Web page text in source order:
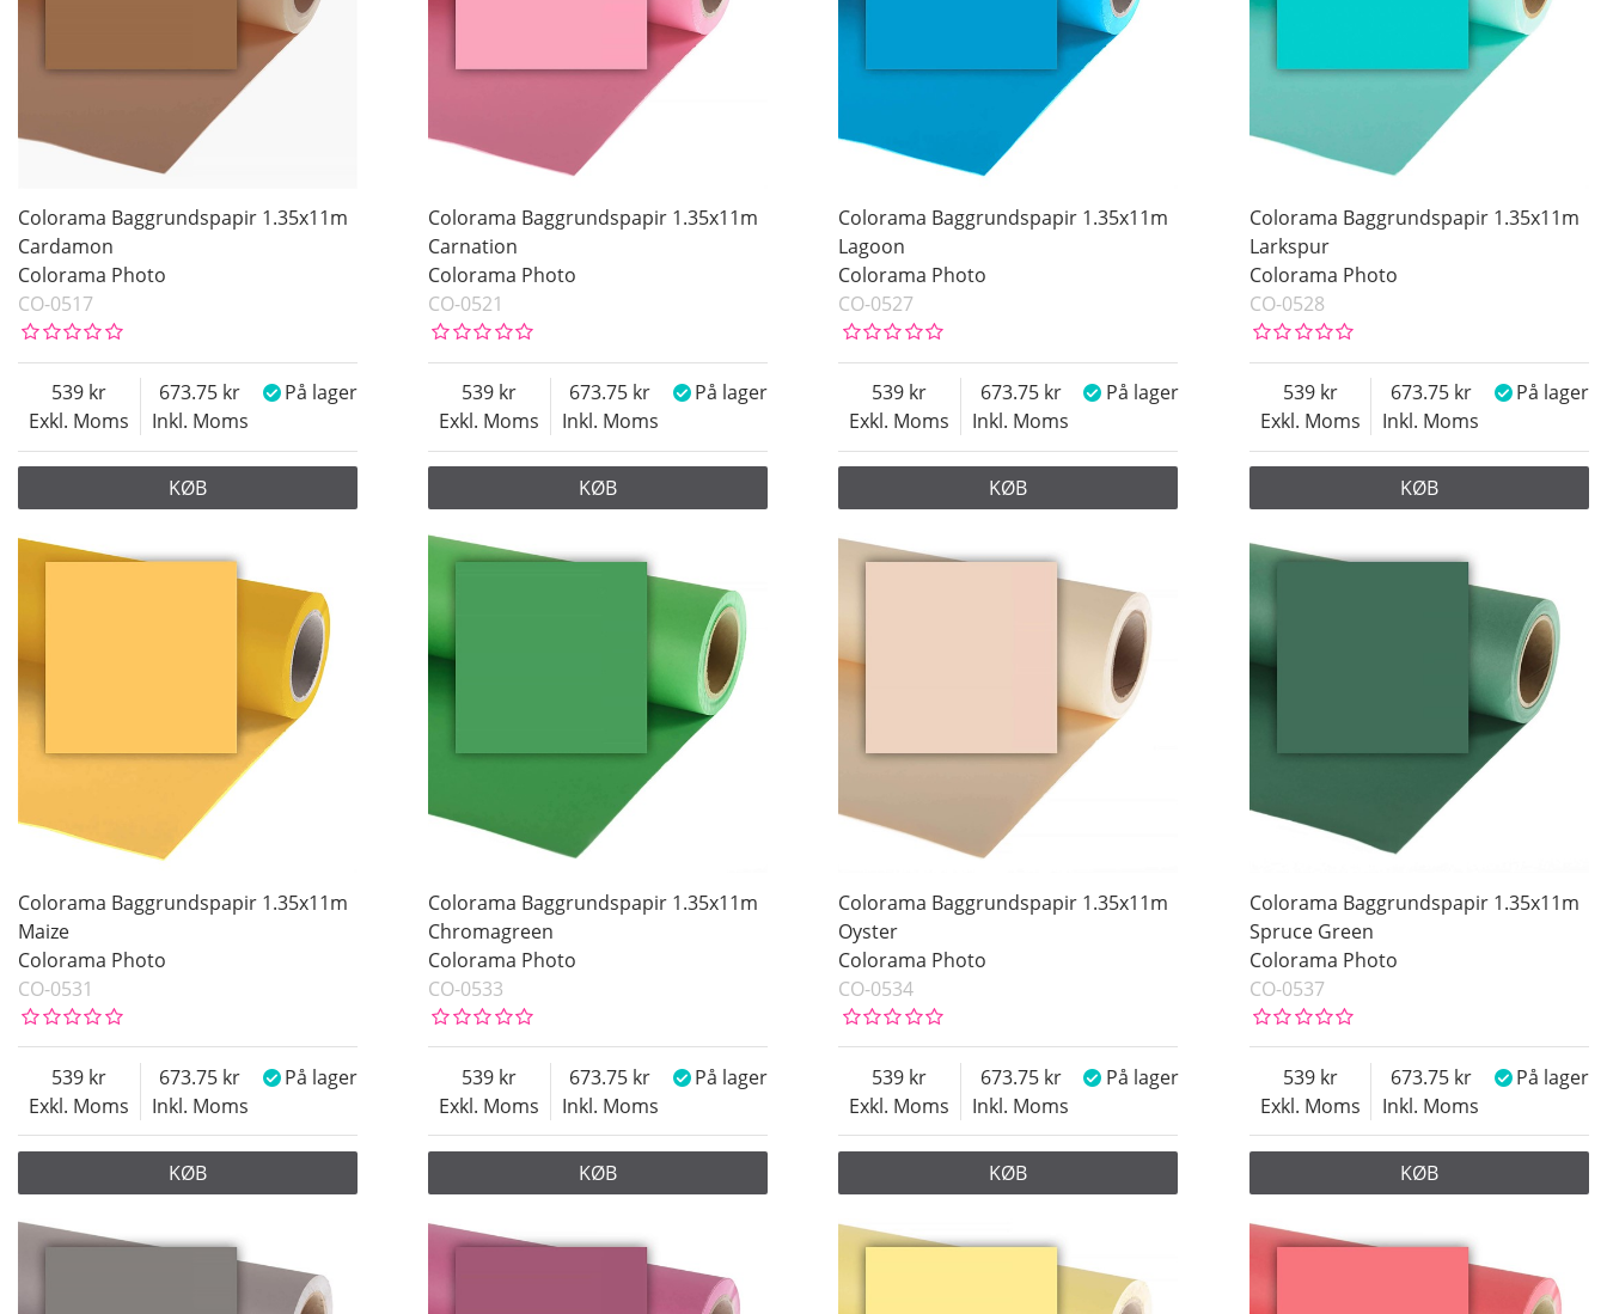
Colorama Baggrundspapir 1.35x11m
Cardamon
Colorama Photo
CO-0517
Exkl. Moms
539
Inkl. Moms
673.75 På lager
KØB
Colorama Baggrundspapir 1.35x11m
Carnation
Colorama Photo
CO-0521
Exkl. Moms
539
Inkl. Moms
673.75 På lager
KØB
Colorama Baggrundspapir 1.35x11m
Lagoon
Colorama Photo
CO-0527
Exkl. Moms
539
Inkl. Moms
673.75 På lager
KØB
Colorama Baggrundspapir 1.35x11m
Larkspur
Colorama Photo
CO-0528
Exkl. Moms
539
Inkl. Moms
673.75 På lager
KØB
Colorama Baggrundspapir 1.35x11m
Maize
Colorama Photo
CO-0531
Exkl. Moms
539
Inkl. Moms
673.75 På lager
KØB
Colorama Baggrundspapir 1.35x11m
Chromagreen
Colorama Photo
CO-0533
Exkl. Moms
539
Inkl. Moms
673.75 På lager
KØB
Colorama Baggrundspapir 1.35x11m
Oyster
Colorama Photo
CO-0534
Exkl. Moms
539
Inkl. Moms
673.75 På lager
KØB
Colorama Baggrundspapir 1.35x11m
Spruce Green
Colorama Photo
CO-0537
Exkl. Moms
539
Inkl. Moms
673.75 På lager
KØB